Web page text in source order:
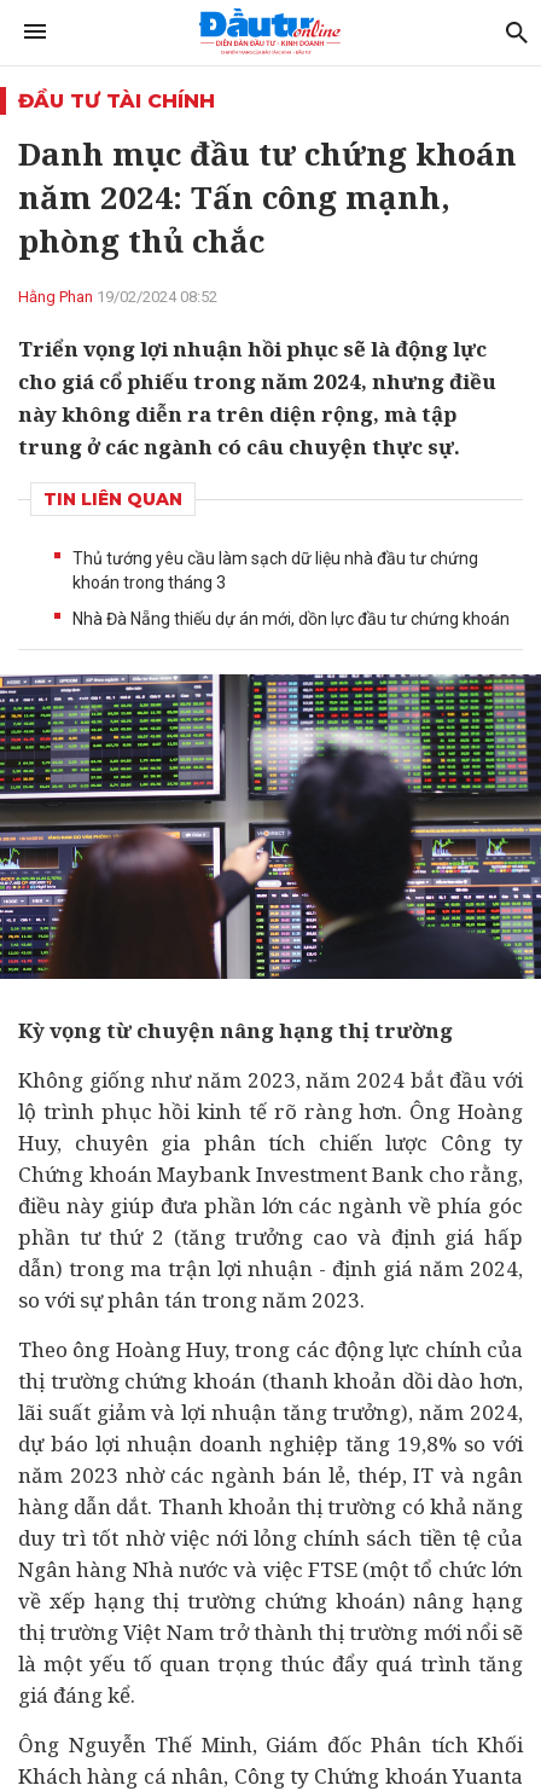
ĐẦU TƯ TÀI CHÍNH
Danh mục đầu tư chứng khoán
năm 2024: Tấn công mạnh,
phòng thủ chắc
Hằng Phan 19/02/2024 08:52
Triển vọng lợi nhuận hồi phục sẽ là động lực
cho giá cổ phiếu trong năm 2024, nhưng điều
này không diễn ra trên diện rộng, mà tập
trung ở các ngành có câu chuyện thực sự.
TIN LIÊN QUAN
Thủ tướng yêu cầu làm sạch dữ liệu nhà đầu tư chứng
khoán trong tháng 3
Nhà Đà Nẵng thiếu dự án mới, dồn lực đầu tư chứng khoán
Kỳ vọng từ chuyện nâng hạng thị trường
Không giống như năm 2023, năm 2024 bắt đầu với
lộ trình phục hồikinh tế rõ ràng hơn. Ông Hoàng
Huy, chuyên gia phân tích chiến lược Công ty
Chứng khoánMaybank Investment Bank cho rằng,
điều này giúp đưa phần lớn các ngành về phía góc
phần tư thứ 2 (tăng trưởng cao và định giá hấp
dẫn) trong ma trận lợi nhuận - định giá năm 2024,
so với sự phân tán trong năm 2023.
Theo ông Hoàng Huy, trong các động lực chính của
thị trường chứng khoán (thanh khoản dồi dào hơn,
lãi suất giảm và lợi nhuận tăng trưởng), năm 2024,
dự báo lợi nhuận doanh nghiệp tăng 19,8% so với
năm 2023 nhờ các ngành bán lẻ, thép, IT và ngân
hàng dẫn dắt. Thanh khoản thị trường có khả năng
duy trì tốt nhờ việc nới lỏng chính sách tiền tệ của
Ngân hàng Nhà nước và việc FTSE (một tổ chức lớn
về xếp hạng thị trường chứng khoán) nâng hạng
thị trường Việt Nam trở thành thị trường mới nổi sẽ
là một yếu tố quan trọng thúc đẩy quá trình tăng
giá đáng kể.
Ông Nguyễn Thế Minh, Giám đốc Phân tích Khối
Khách hàng cá nhân, Công ty Chứng khoán Yuanta